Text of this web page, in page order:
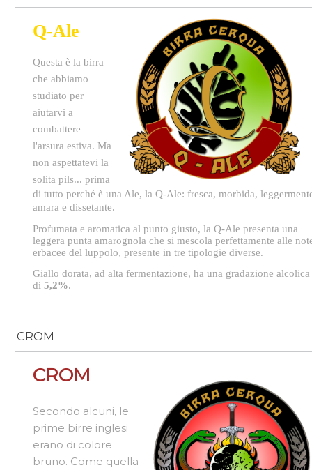
Q-Ale
Questa è la birra
che abbiamo
studiato per
aiutarvi a
combattere
l'arsura estiva. Ma
non aspettatevi la
solita pils... prima
di tutto perché è una Ale, la Q-Ale: fresca, morbida,
amara e dissetante.
Profumata e aromatica al punto giusto, la Q-Ale presenta una
leggera punta amarognola che si mescola perfettamente alle
erbacee del luppolo, presente in tre tipologie diverse.
Giallo dorata, ad alta fermentazione, ha una gradazione alcolica
di5,2%.
CROM
CROM
Secondo alcuni, le
prime birre inglesi
erano di colore
bruno. Come quella